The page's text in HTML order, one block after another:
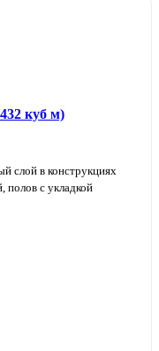
куб м)
слой в конструкциях
полов с укладкой